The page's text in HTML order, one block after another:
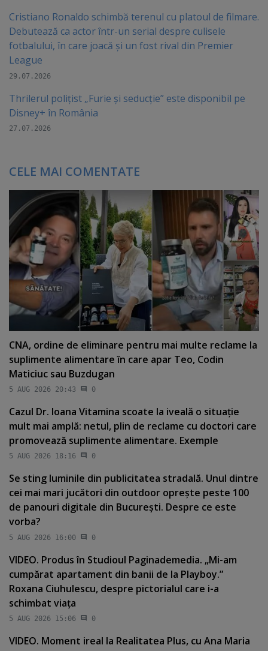
Cristiano Ronaldo schimbă terenul cu platoul de filmare.
Debutează ca actor într-un serial despre culisele
fotbalului, în care joacă şi un fost rival din Premier
League
29.07.2026
Thrilerul polițist „Furie și seducție” este disponibil pe
Disney+ în România
27.07.2026
CELE MAI COMENTATE
CNA, ordine de eliminare pentru mai multe reclame la
suplimente alimentare în care apar Teo, Codin
Maticiuc sau Buzdugan
5 AUG 2026 20:43 0
Cazul Dr. Ioana Vitamina scoate la iveală o situaţie
mult mai amplă: netul, plin de reclame cu doctori care
promovează suplimente alimentare. Exemple
5 AUG 2026 18:16 0
Se sting luminile din publicitatea stradală. Unul dintre
cei mai mari jucători din outdoor opreşte peste 100
de panouri digitale din Bucureşti. Despre ce este
vorba?
5 AUG 2026 16:00 0
VIDEO. Produs în Studioul Paginademedia. „Mi-am
cumpărat apartament din banii de la Playboy.”
Roxana Ciuhulescu, despre pictorialul care i-a
schimbat viaţa
5 AUG 2026 15:06 0
VIDEO. Moment ireal la Realitatea Plus, cu Ana Maria